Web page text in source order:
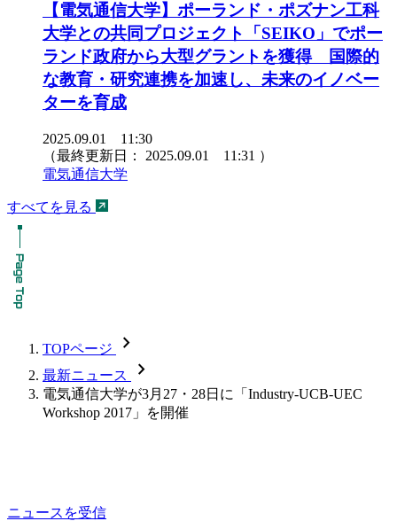
【電気通信大学】ポーランド・ポズナン工科
大学との共同プロジェクト「SEIKO」でポー
ランド政府から大型グラントを獲得 国際的
な教育・研究連携を加速し、未来のイノベー
ターを育成
2025.09.01 11:30
（最終更新日： 2025.09.01 11:31 ）
電気通信大学
すべてを見る
TOPページ chevron_forward
最新ニュース chevron_forward
電気通信大学が3月27・28日に「Industry-UCB-UEC
Workshop 2017」を開催
ニュースを受信